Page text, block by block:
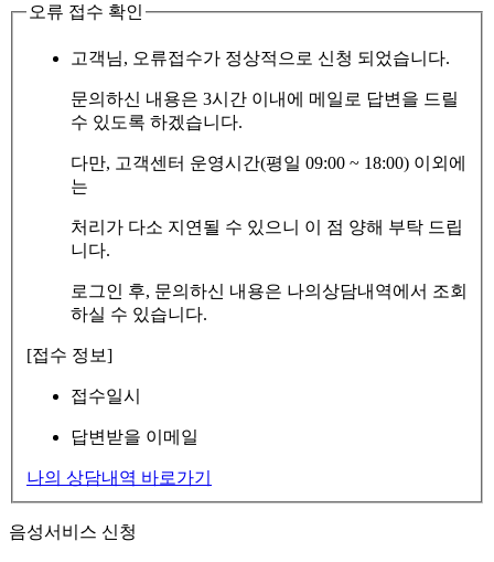
오류 접수 확인
고객님, 오류접수가 정상적으로 신청 되었습니다.
문의하신 내용은 3시간 이내에 메일로 답변을 드릴
수 있도록 하겠습니다.
다만, 고객센터 운영시간(평일 09:00 ~ 18:00) 이외에
는
처리가 다소 지연될 수 있으니 이 점 양해 부탁 드립
니다.
로그인 후, 문의하신 내용은 나의상담내역에서 조회
하실 수 있습니다.
[접수 정보]
접수일시
답변받을 이메일
나의 상담내역 바로가기
음성서비스 신청